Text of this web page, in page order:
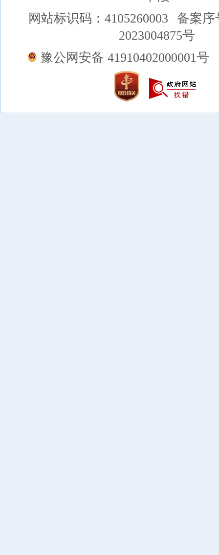
网站标识码：4105260003
备案序
2023004875号
豫公网安备 41910402000001号